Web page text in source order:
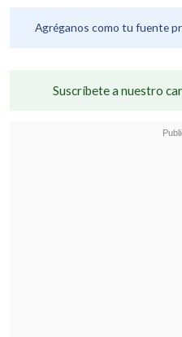
Agréganos como tu fuente
Suscríbete a nuestro